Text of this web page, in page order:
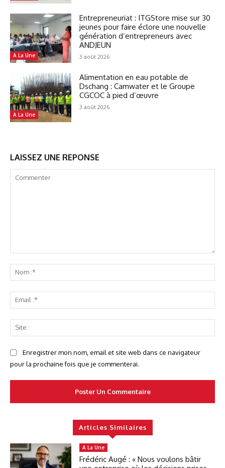
A La Une
Entrepreneuriat : ITGStore mise sur 30
jeunes pour faire éclore une nouvelle
génération d’entrepreneurs avec
ANDJEUN
3 août 2026
A La Une
Alimentation en eau potable de
Dschang : Camwater et le Groupe
CGCOC à pied d’œuvre
3 août 2026
LAISSEZ UNE REPONSE
:*
:*
:
Enregistrer mon nom, email et site web dans ce navigateur
pour la prochaine fois que je commenterai.
Articles Similaires
A La Une
Frédéric Augé : « Nous voulons bâtir